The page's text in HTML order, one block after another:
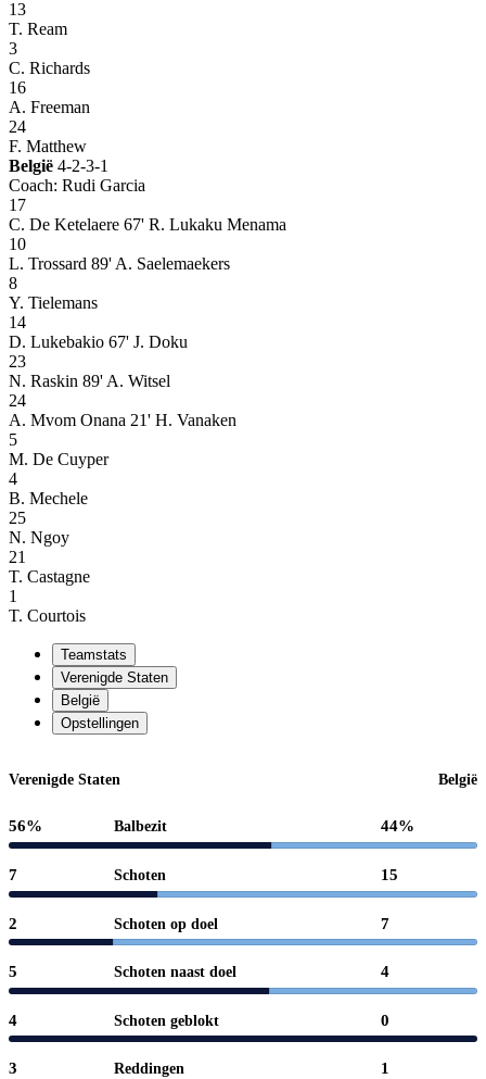
13
T. Ream
3
C. Richards
16
A. Freeman
24
F. Matthew
België 4-2-3-1
Coach: Rudi Garcia
17
C. De Ketelaere 67' R. Lukaku Menama
10
L. Trossard 89' A. Saelemaekers
8
Y. Tielemans
14
D. Lukebakio 67' J. Doku
23
N. Raskin 89' A. Witsel
24
A. Mvom Onana 21' H. Vanaken
5
M. De Cuyper
4
B. Mechele
25
N. Ngoy
21
T. Castagne
1
T. Courtois
Teamstats
Verenigde Staten
België
Opstellingen
Verenigde Staten België
56% Balbezit 44%
7 Schoten 15
2 Schoten op doel 7
5 Schoten naast doel 4
4 Schoten geblokt 0
3 Reddingen 1